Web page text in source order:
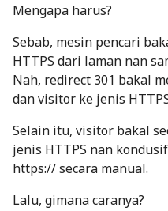
Mengapa harus?
Sebab, mesin pencari
HTTPS dari laman nan
Nah, redirect 301 bakal
dan visitor ke jenis
Selain itu, visitor bakal
jenis HTTPS nan
https://secara manual.
Lalu, gimana caranya?